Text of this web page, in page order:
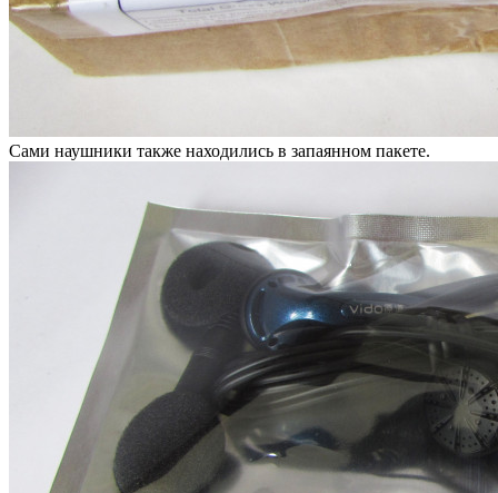
Сами наушники также находились в запаянном пакете.